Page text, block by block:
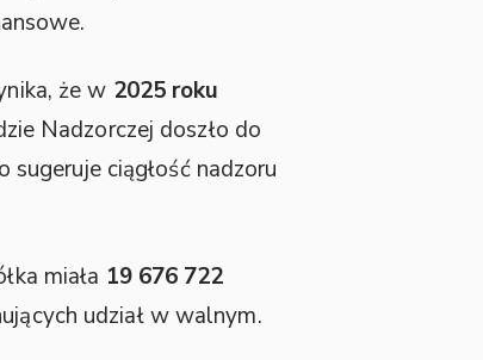
że w 2025 roku
Nadzorczej doszło do
ciągłość nadzoru
miała 19 676 722
udział w walnym.